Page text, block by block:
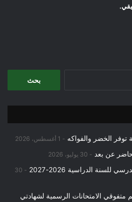
توفر الخضر والفواكه 1 أغسطس، 2026
عن بعد 30 يوليو، 2026
الدراسية 2026-2027
30
متفوقي الامتحانات الرسمية لشهادتي